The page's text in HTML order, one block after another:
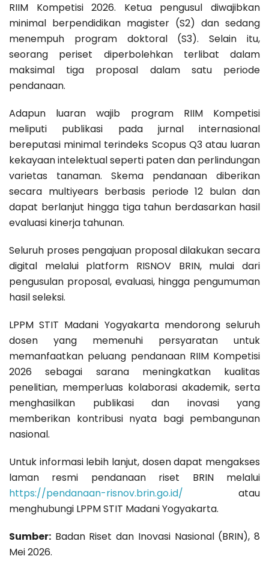
RIIM Kompetisi 2026. Ketua pengusul diwajibkan
minimal berpendidikan magister (S2) dan sedang
menempuh program doktoral (S3). Selain itu,
seorang periset diperbolehkan terlibat dalam
maksimal tiga proposal dalam satu periode
pendanaan.
Adapun luaran wajib program RIIM Kompetisi
meliputi publikasi pada jurnal internasional
bereputasi minimal terindeks Scopus Q3 atau luaran
kekayaan intelektual seperti paten dan perlindungan
varietas tanaman. Skema pendanaan diberikan
secara multiyears berbasis periode 12 bulan dan
dapat berlanjut hingga tiga tahun berdasarkan hasil
evaluasi kinerja tahunan.
Seluruh proses pengajuan proposal dilakukan secara
digital melalui platform RISNOV BRIN, mulai dari
pengusulan proposal, evaluasi, hingga pengumuman
hasil seleksi.
LPPM STIT Madani Yogyakarta mendorong seluruh
dosen yang memenuhi persyaratan untuk
memanfaatkan peluang pendanaan RIIM Kompetisi
2026 sebagai sarana meningkatkan kualitas
penelitian, memperluas kolaborasi akademik, serta
menghasilkan publikasi dan inovasi yang
memberikan kontribusi nyata bagi pembangunan
nasional.
Untuk informasi lebih lanjut, dosen dapat mengakses
laman resmi pendanaan riset BRIN melalui
https://pendanaan-risnov.brin.go.id/ atau
menghubungi LPPM STIT Madani Yogyakarta.
Sumber: Badan Riset dan Inovasi Nasional (BRIN), 8
Mei 2026.